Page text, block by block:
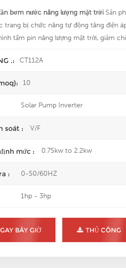
bơm nước năng lượng mặt trời Sản
trang bị chức năng tự động tăng điện
tấm pin năng lượng mặt trời, giảm
.: CT112A
10
Solar Pump Inverter
soát : V/F
mức : 0.75kw to 2.2kw
: 0-50/60HZ
1hp - 3hp
BÂY GIỜ THỦ CÔNG